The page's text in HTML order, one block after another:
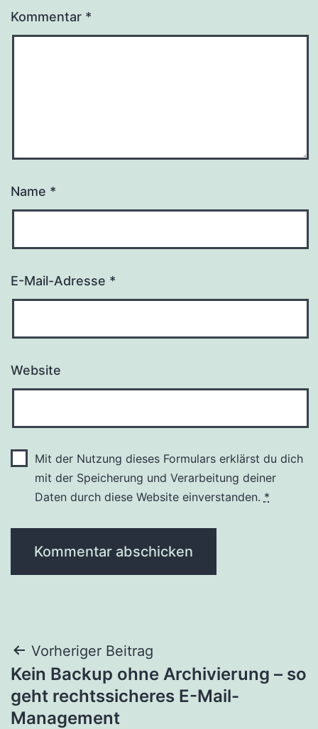
Kommentar *
Name *
E-Mail-Adresse *
Website
Mit der Nutzung dieses Formulars erklärst du dich
mit der Speicherung und Verarbeitung deiner
Daten durch diese Website einverstanden. *
Beitragsnavigation
Vorheriger Beitrag
Kein Backup ohne Archivierung – so
geht rechtssicheres E-Mail-
Management